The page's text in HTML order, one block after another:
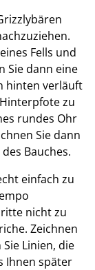
Fells und
Sie dann eine
hinten verläuft
zu
rundes Ohr
Sie dann
Bauches.
einfach zu
nicht zu
Zeichnen
Linien, die
Ihnen später